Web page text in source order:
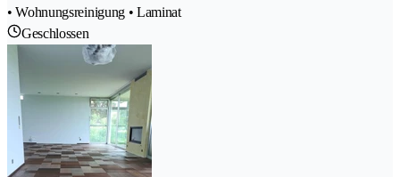
• Wohnungsreinigung • Laminat
Geschlossen